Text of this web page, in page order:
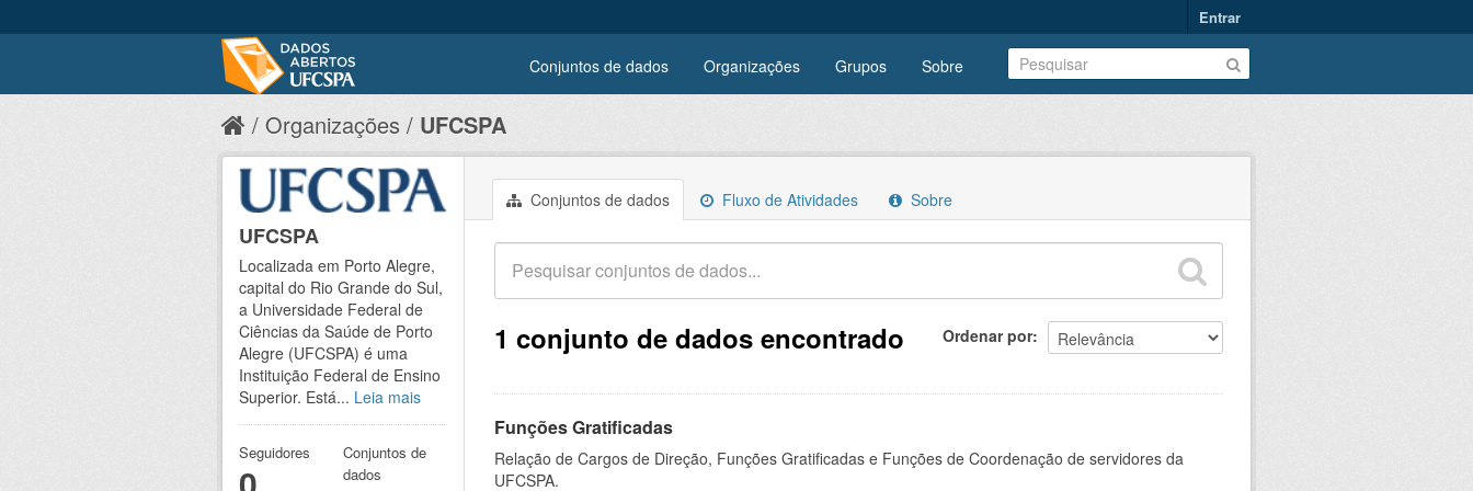
Entrar
Conjuntos de dados Organizações Grupos Sobre
Organizações UFCSPA
Conjuntos de dados Fluxo de Atividades Sobre
Ordenar por
1 conjunto de dados encontrado
Funções Gratificadas
Relação de Cargos de Direção, Funções Gratificadas e Funções de Coordenação de servidores da
UFCSPA.
UFCSPA
Localizada em Porto Alegre,
capital do Rio Grande do Sul,
a Universidade Federal de
Ciências da Saúde de Porto
Alegre (UFCSPA) é uma
Instituição Federal de Ensino
Superior. Está... Leia mais
Seguidores
Conjuntos de
dados